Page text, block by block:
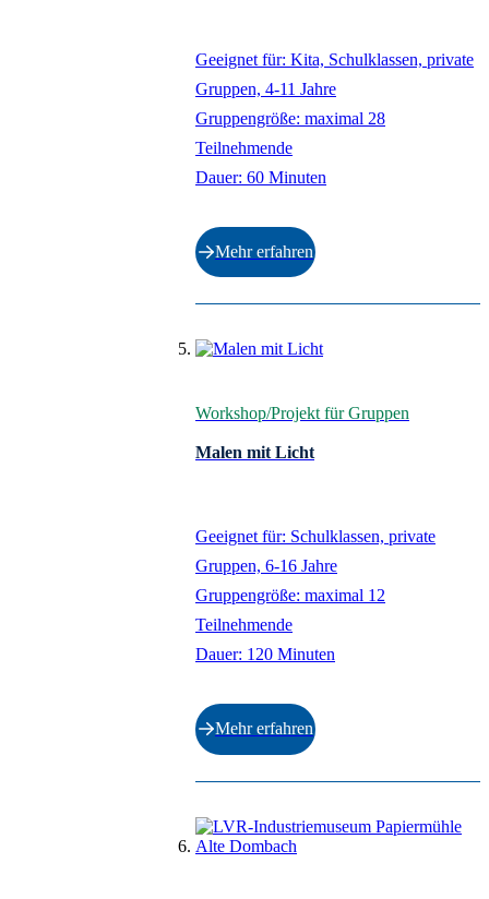
Geeignet für: Kita, Schulklassen, private
Gruppen, 4-11 Jahre
Gruppengröße: maximal 28
Teilnehmende
Dauer: 60 Minuten
Mehr erfahren
Workshop/Projekt für Gruppen
Malen mit Licht
Geeignet für: Schulklassen, private
Gruppen, 6-16 Jahre
Gruppengröße: maximal 12
Teilnehmende
Dauer: 120 Minuten
Mehr erfahren